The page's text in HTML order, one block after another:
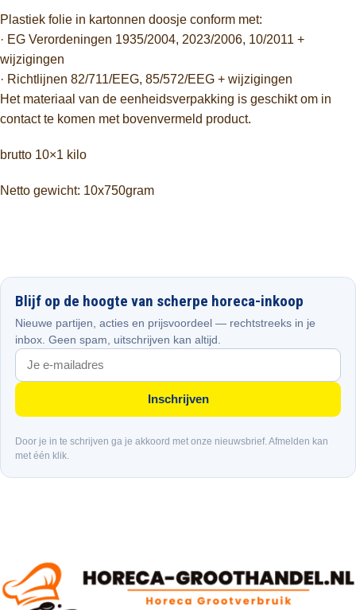
Plastiek folie in kartonnen doosje conform met:
· EG Verordeningen 1935/2004, 2023/2006, 10/2011 +
wijzigingen
· Richtlijnen 82/711/EEG, 85/572/EEG + wijzigingen
Het materiaal van de eenheidsverpakking is geschikt om in
contact te komen met bovenvermeld product.
brutto 10×1 kilo
Netto gewicht: 10x750gram
Blijf op de hoogte van scherpe horeca-inkoop
Nieuwe partijen, acties en prijsvoordeel — rechtstreeks in je
inbox. Geen spam, uitschrijven kan altijd.
Inschrijven
Door je in te schrijven ga je akkoord met onze nieuwsbrief. Afmelden kan
met één klik.